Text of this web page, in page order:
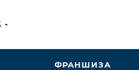
ФРАНШИЗА